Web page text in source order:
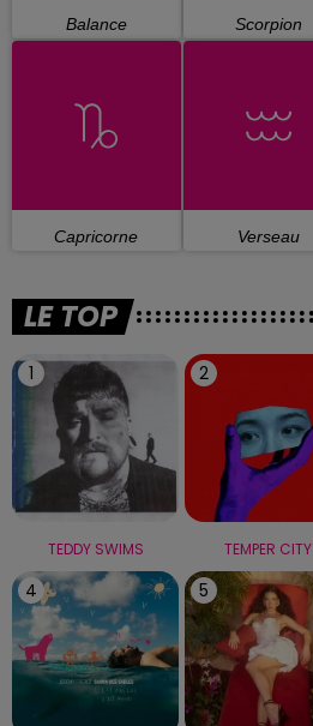
Balance Scorpion
Capricorne Verseau
LE TOP
1
TEDDY SWIMS
2
TEMPER CITY
4 5